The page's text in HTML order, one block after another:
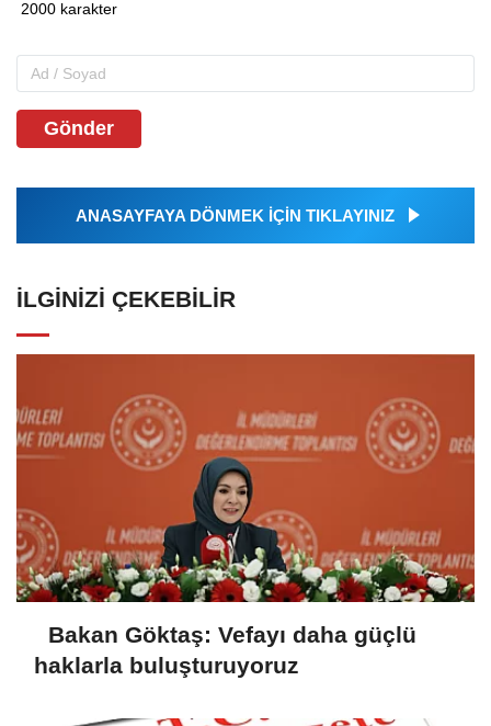
Gönder
ANASAYFAYA DÖNMEK İÇİN TIKLAYINIZ
İLGINIZI ÇEKEBILIR
Bakan Göktaş: Vefayı daha güçlü
haklarla buluşturuyoruz